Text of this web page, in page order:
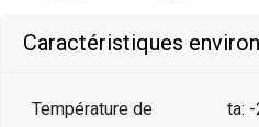
Caractéristiques
Température de
ta: -